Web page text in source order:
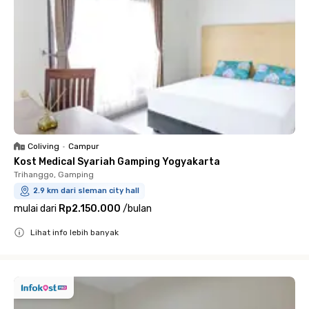
Coliving • Campur
Kost Medical Syariah Gamping Yogyakarta
Trihanggo, Gamping
2.9 km dari sleman city hall
mulai dari Rp2.150.000 /bulan
Lihat info lebih banyak